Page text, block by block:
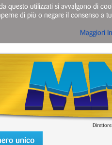
unico
questo utilizzati si avvalgono di
di più o negare il consenso a
Maggiori